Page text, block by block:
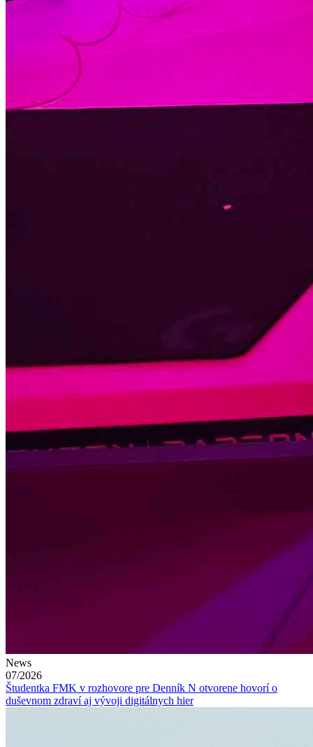
News
07/2026
Študentka FMK v rozhovore pre Denník N otvorene hovorí o
duševnom zdraví aj vývoji digitálnych hier